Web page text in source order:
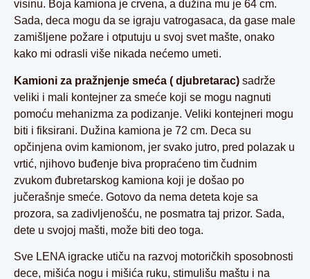
visinu. Boja kamiona je crvena, a dužina mu je 64 cm.
Sada, deca mogu da se igraju vatrogasaca, da gase male
zamišljene požare i otputuju u svoj svet mašte, onako
kako mi odrasli više nikada nećemo umeti.
Kamioni za pražnjenje smeća ( djubretarac) sadrže
veliki i mali kontejner za smeće koji se mogu nagnuti
pomoću mehanizma za podizanje. Veliki kontejneri mogu
biti i fiksirani. Dužina kamiona je 72 cm. Deca su
opčinjena ovim kamionom, jer svako jutro, pred polazak u
vrtić, njihovo buđenje biva propraćeno tim čudnim
zvukom đubretarskog kamiona koji je došao po
jučerašnje smeće. Gotovo da nema deteta koje sa
prozora, sa zadivljenošću, ne posmatra taj prizor. Sada,
dete u svojoj mašti, može biti deo toga.
Sve LENA igracke utiču na razvoj motoričkih sposobnosti
dece, mišića nogu i mišića ruku, stimulišu maštu i na